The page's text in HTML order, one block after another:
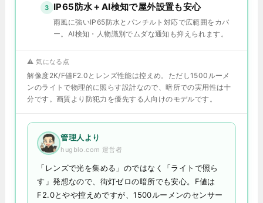
3 IP65防水＋AI検知で屋外設置も安心
雨風に強いIP65防水とパンチルト対応で広範囲をカバ
ー。AI検知・人物識別でムダな通知も抑えられます。
⚠️ 気になる点
解像度2K/F値F2.0とレンズ性能は控えめ。ただし1500ルーメ
ンのライトで物理的に照らす設計なので、暗所での実用性は十
分です。画質より防犯力を優先する人向けのモデルです。
管理人より
hugblo.com 運営者
「レンズで光を集める」のではなく「ライトで照ら
す」発想なので、街灯ゼロの暗所でも安心。F値は
F2.0とやや控えめですが、1500ルーメンのセンサー